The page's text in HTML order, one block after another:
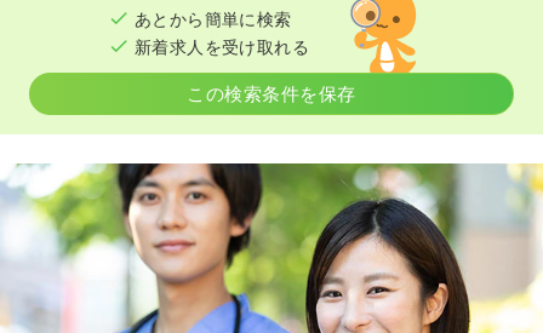
あとから簡単に検索
新着求人を受け取れる
この検索条件を保存